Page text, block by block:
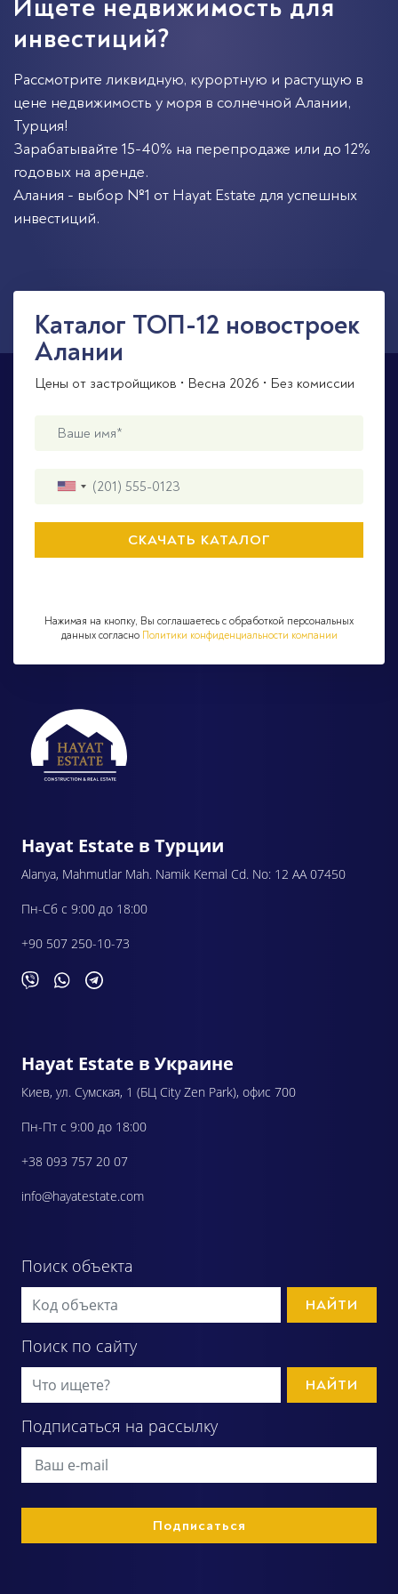
Ищете недвижимость для
инвестиций?
Рассмотрите ликвидную, курортную и растущую в
цене недвижимость у моря в солнечной Алании,
Турция!
Зарабатывайте 15-40% на перепродаже или до 12%
годовых на аренде.
Алания - выбор №1 от Hayat Estate для успешных
инвестиций.
Каталог ТОП-12 новостроек
Алании
Цены от застройщиков • Весна 2026 • Без комиссии
Нажимая на кнопку, Вы соглашаетесь с обработкой персональных
данных согласно Политики конфиденциальности компании
Hayat Estate в Турции
Alanya, Mahmutlar Mah. Namik Kemal Cd. No: 12 AA 07450
Пн-Сб с 9:00 до 18:00
+90 507 250-10-73
Hayat Estate в Украине
Киев, ул. Сумская, 1 (БЦ City Zen Park), офис 700
Пн-Пт с 9:00 до 18:00
+38 093 757 20 07
info@hayatestate.com
Поиск объекта
НАЙТИ
Поиск по сайту
НАЙТИ
Подписаться на рассылку